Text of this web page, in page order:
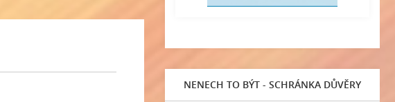
NENECH TO BÝT - SCHRÁNKA DŮVĚRY